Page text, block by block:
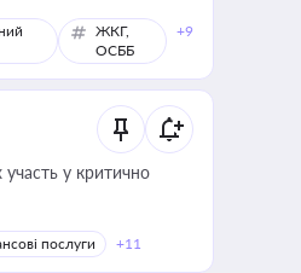
ЖКГ,
ОСББ
+9
участь у критично
послуги +11